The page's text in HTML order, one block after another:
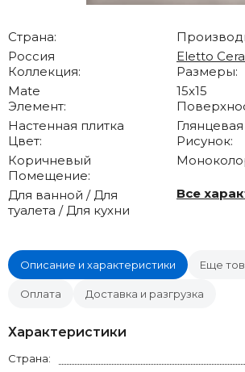
Страна:
Россия
Eletto
Коллекция:
Mate
Размеры:
15x15
Элемент:
Настенная плитка
Глянцевая
Цвет:
Коричневый
Рисунок:
Помещение:
Для ванной / Для
туалета / Для кухни
Все
Описание и характеристики Еще
Оплата Доставка и разгрузка
Характеристики
Страна: